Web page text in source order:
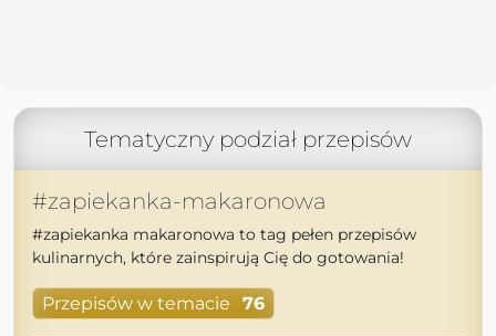
Tematyczny podział przepisów
#zapiekanka-makaronowa
#zapiekanka makaronowa to tag pełen przepisów
kulinarnych, które zainspirują Cię do gotowania!
Przepisów w temacie 76